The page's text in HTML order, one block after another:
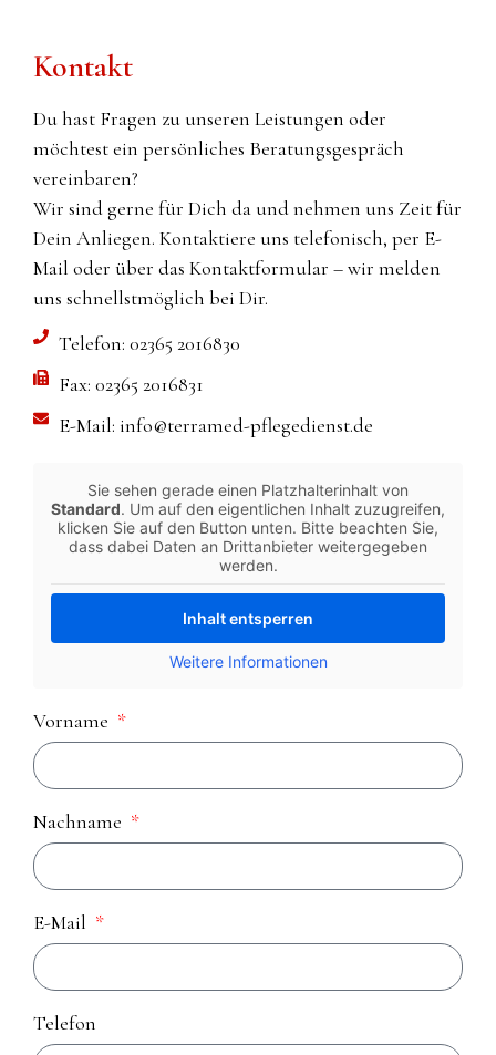
Kontakt
Du hast Fragen zu unseren Leistungen oder
möchtest ein persönliches Beratungsgespräch
vereinbaren?
Wir sind gerne für Dich da und nehmen uns Zeit für
Dein Anliegen. Kontaktiere uns telefonisch, per E-
Mail oder über das Kontaktformular – wir melden
uns schnellstmöglich bei Dir.
Telefon: 02365 2016830
Fax: 02365 2016831
E-Mail: info@terramed-pflegedienst.de
Sie sehen gerade einen Platzhalterinhalt von
Standard. Um auf den eigentlichen Inhalt zuzugreifen,
klicken Sie auf den Button unten. Bitte beachten Sie,
dass dabei Daten an Drittanbieter weitergegeben
werden.
Inhalt entsperren
Weitere Informationen
Vorname
Nachname
E-Mail
Telefon